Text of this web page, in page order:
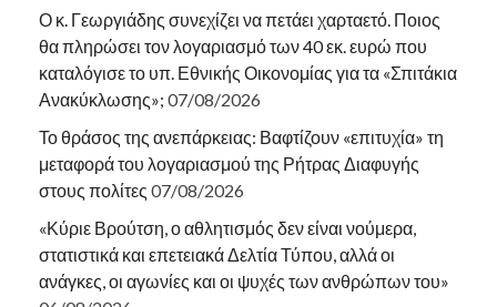
Ο κ. Γεωργιάδης συνεχίζει να πετάει χαρταετό. Ποιος
θα πληρώσει τον λογαριασμό των 40 εκ. ευρώ που
καταλόγισε το υπ. Εθνικής Οικονομίας για τα «Σπιτάκια
Ανακύκλωσης»; 07/08/2026
Το θράσος της ανεπάρκειας: Βαφτίζουν «επιτυχία» τη
μεταφορά του λογαριασμού της Ρήτρας Διαφυγής
στους πολίτες 07/08/2026
«Κύριε Βρούτση, ο αθλητισμός δεν είναι νούμερα,
στατιστικά και επετειακά Δελτία Τύπου, αλλά οι
ανάγκες, οι αγωνίες και οι ψυχές των ανθρώπων του»